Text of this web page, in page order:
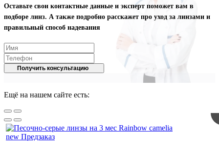
Оставьте свои контактные данные и эксперт поможет вам в
подборе линз. А также подробно расскажет про уход за линзами и
правильный способ надевания
Получить консультацию
Ещё на нашем сайте есть:
new Предзаказ